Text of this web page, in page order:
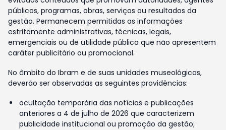
públicos, programas, obras, serviços ou resultados da
gestão. Permanecem permitidas as informações
estritamente administrativas, técnicas, legais,
emergenciais ou de utilidade pública que não apresentem
caráter publicitário ou promocional.
No âmbito do Ibram e de suas unidades museológicas,
deverão ser observadas as seguintes providências:
ocultação temporária das notícias e publicações
anteriores a 4 de julho de 2026 que caracterizem
publicidade institucional ou promoção da gestão;